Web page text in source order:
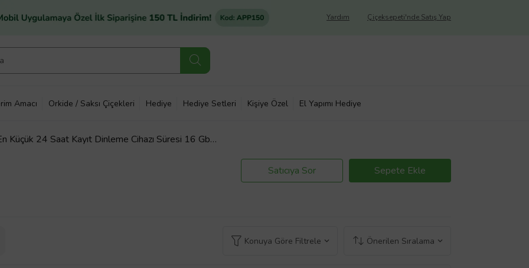
Çiçeksepeti'nde Satış Yap
Yardım
Amacı Orkide / Saksı Çiçekleri Hediye Hediye Setleri Kişiye Özel El Yapımı Hediye
Küçük 24 Saat Kayıt Dinleme Cihazı Süresi 16 Gb
Satıcıya Sor Sepete Ekle
Konuya Göre Filtrele Önerilen Sıralama